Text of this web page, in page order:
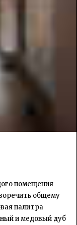
помещения
общему
палитра
и медовый дуб